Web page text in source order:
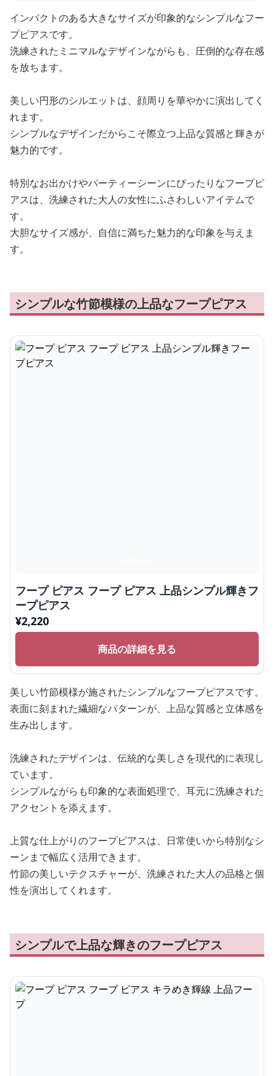
インパクトのある大きなサイズが印象的なシンプルなフー
プピアスです。
洗練されたミニマルなデザインながらも、圧倒的な存在感
を放ちます。
美しい円形のシルエットは、顔周りを華やかに演出してく
れます。
シンプルなデザインだからこそ際立つ上品な質感と輝きが
魅力的です。
特別なお出かけやパーティーシーンにぴったりなフープピ
アスは、洗練された大人の女性にふさわしいアイテムで
す。
大胆なサイズ感が、自信に満ちた魅力的な印象を与えま
す。
シンプルな竹節模様の上品なフープピアス
フープ ピアス フープ ピアス 上品シンプル輝きフ
ープピアス
¥2,220
商品の詳細を見る
美しい竹節模様が施されたシンプルなフープピアスです。
表面に刻まれた繊細なパターンが、上品な質感と立体感を
生み出します。
洗練されたデザインは、伝統的な美しさを現代的に表現し
ています。
シンプルながらも印象的な表面処理で、耳元に洗練された
アクセントを添えます。
上質な仕上がりのフープピアスは、日常使いから特別なシ
ーンまで幅広く活用できます。
竹節の美しいテクスチャーが、洗練された大人の品格と個
性を演出してくれます。
シンプルで上品な輝きのフープピアス